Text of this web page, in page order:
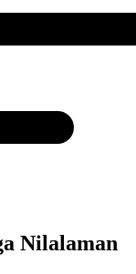
Nilalaman